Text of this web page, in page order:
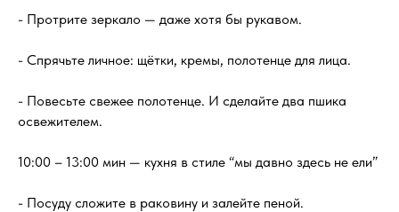
- Протрите зеркало — даже хотя бы рукавом.
- Спрячьте личное: щётки, кремы, полотенце для лица.
- Повесьте свежее полотенце. И сделайте два пшика
освежителем.
10:00 – 13:00 мин — кухня в стиле “мы давно здесь не ели”
- Посуду сложите в раковину и залейте пеной.